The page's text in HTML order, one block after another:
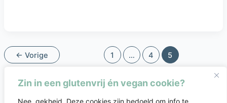
Zin in een glutenvrij én vegan cookie?
Nee, gekheid. Deze cookies zijn bedoeld om info te
← Vorige 1 … 4 5